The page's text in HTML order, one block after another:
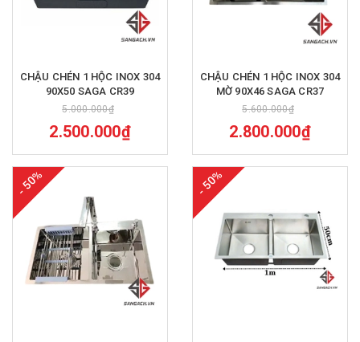
CHẬU CHÉN 1 HỘC INOX 304
90X50 SAGA CR39
5.000.000₫
2.500.000₫
CHẬU CHÉN 1 HỘC INOX 304
MỜ 90X46 SAGA CR37
5.600.000₫
2.800.000₫
- 50% - 50%